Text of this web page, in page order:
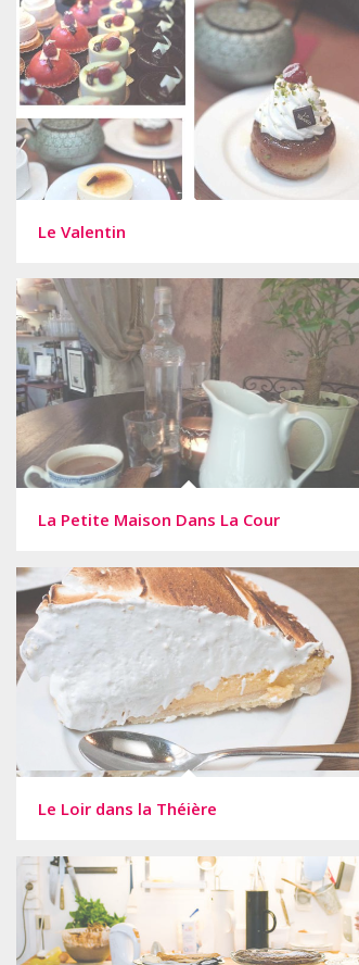
Le Valentin
La Petite Maison Dans La Cour
Le Loir dans la Théière